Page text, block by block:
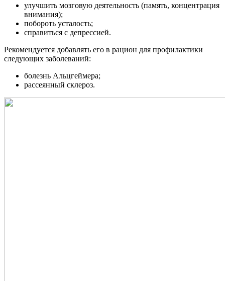
улучшить мозговую деятельность (память, концентрация
внимания);
побороть усталость;
справиться с депрессией.
Рекомендуется добавлять его в рацион для профилактики
следующих заболеваний:
болезнь Альцгеймера;
рассеянный склероз.